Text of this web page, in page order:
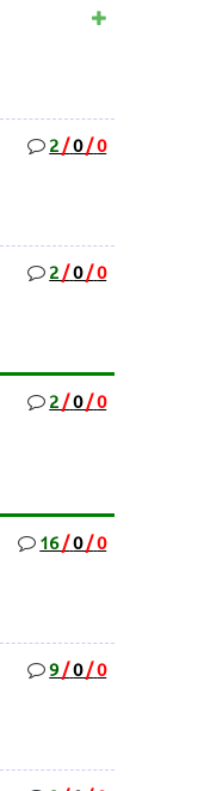
2 /0/0
2 /0/0
2 /0/0
16/0/0
9 /0/0